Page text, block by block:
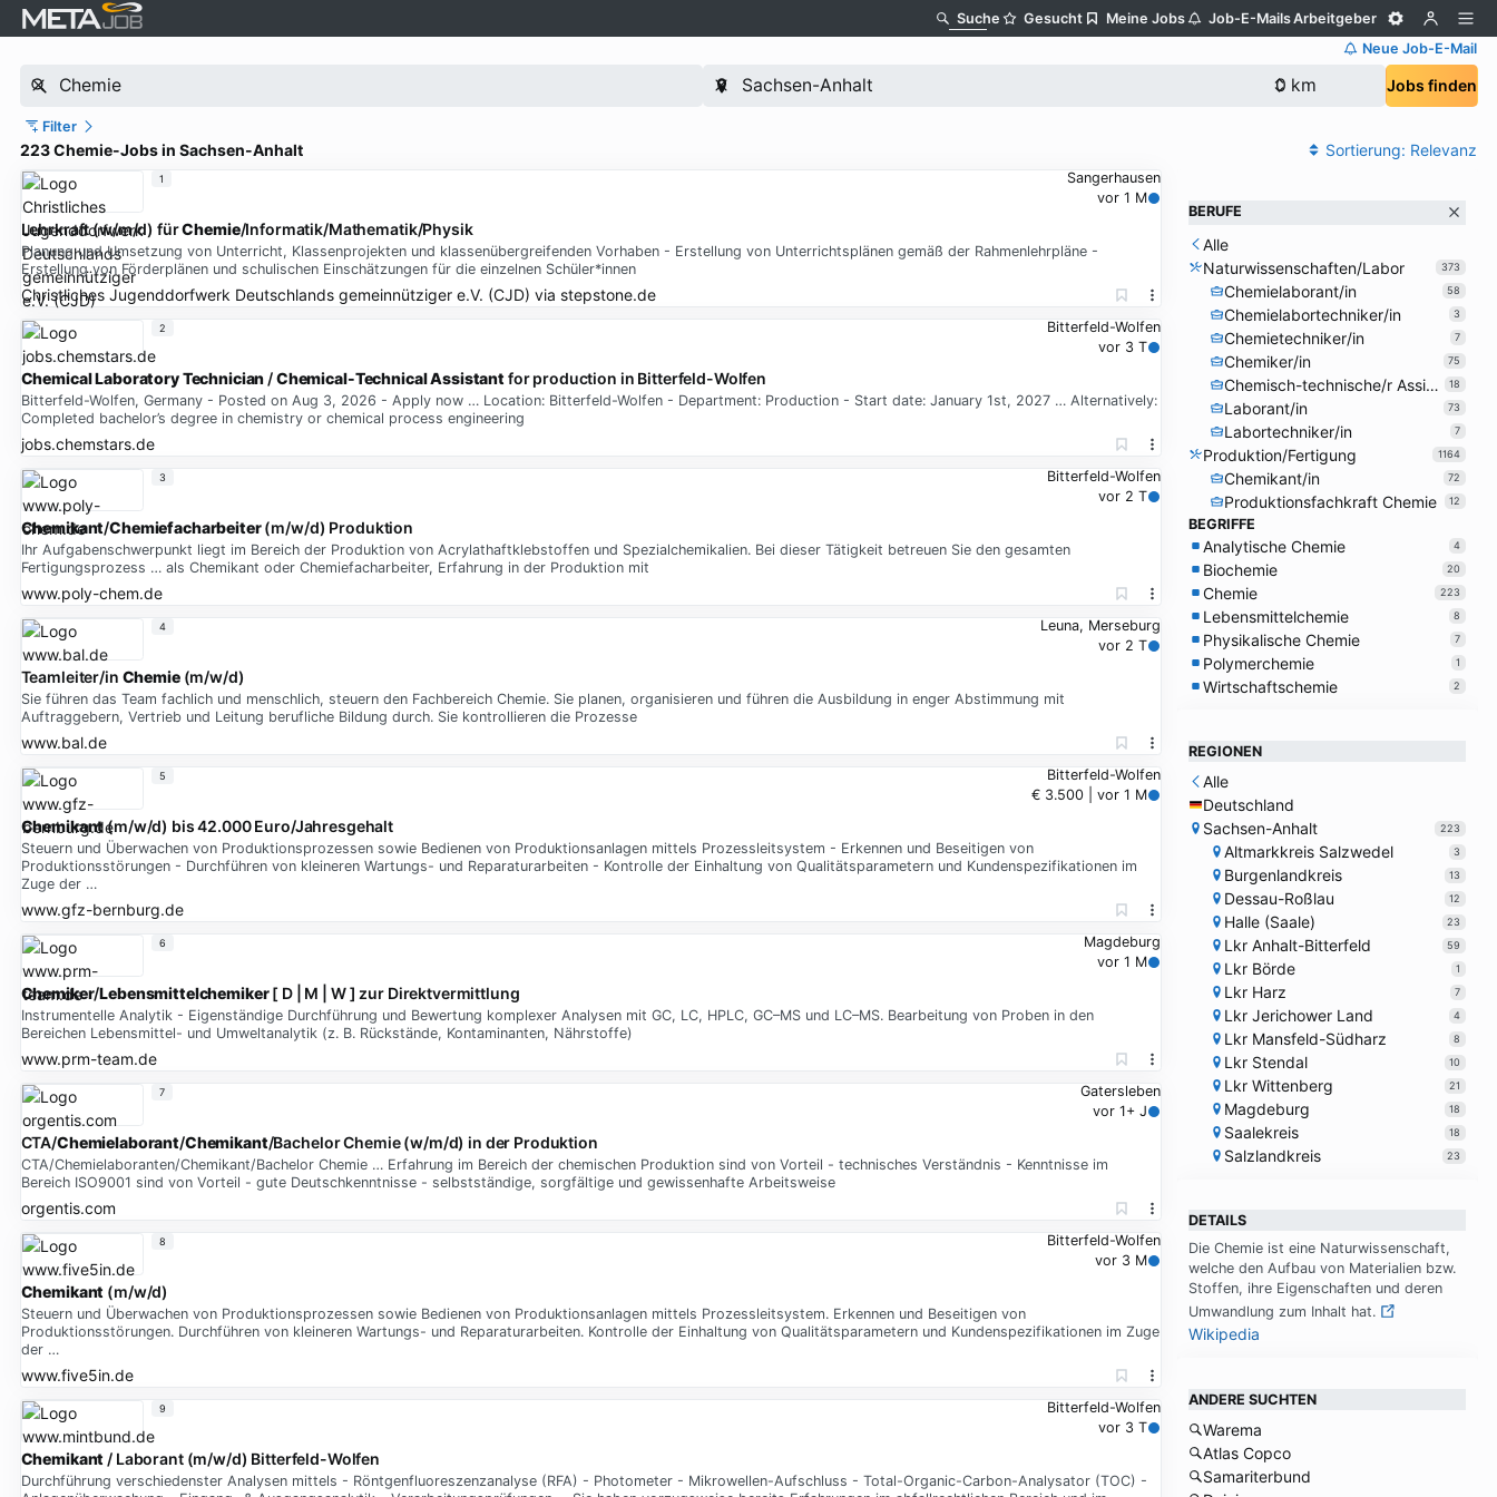
Suche Gesucht Meine Jobs Job-E-MailsArbeitgeber
Neue Job-E-Mail
Jobs finden
Filter
223 Chemie-Jobs in Sachsen-Anhalt Sortierung: Relevanz
Sangerhausen
vor 1 M
Lehrkraft (w/m/d) fürChemie/Informatik/Mathematik/Physik
Planung und Umsetzung von Unterricht, Klassenprojekten und klassenübergreifenden Vorhaben - Erstellung von Unterrichtsplänen gemäß der Rahmenlehrpläne -
Erstellung von Förderplänen und schulischen Einschätzungen für die einzelnen Schüler*innen
Christliches Jugenddorfwerk Deutschlands gemeinnütziger e.V. (CJD) via stepstone.de
1
Bitterfeld-Wolfen
vor 3 T
Chemical Laboratory Technician /Chemical-Technical Assistant for production in Bitterfeld-Wolfen
Bitterfeld-Wolfen, Germany - Posted on Aug 3, 2026 - Apply now … Location: Bitterfeld-Wolfen - Department: Production - Start date: January 1st, 2027 … Alternatively:
Completed bachelor’s degree in chemistry or chemical process engineering
jobs.chemstars.de
2
Bitterfeld-Wolfen
vor 2 T
Chemikant/Chemiefacharbeiter(m/w/d) Produktion
Ihr Aufgabenschwerpunkt liegt im Bereich der Produktion von Acrylathaftklebstoffen und Spezialchemikalien. Bei dieser Tätigkeit betreuen Sie den gesamten
Fertigungsprozess … als Chemikant oder Chemiefacharbeiter, Erfahrung in der Produktion mit
www.poly-chem.de
3
Leuna, Merseburg
vor 2 T
Teamleiter/in Chemie(m/w/d)
Sie führen das Team fachlich und menschlich, steuern den Fachbereich Chemie. Sie planen, organisieren und führen die Ausbildung in enger Abstimmung mit
Auftraggebern, Vertrieb und Leitung berufliche Bildung durch. Sie kontrollieren die Prozesse
www.bal.de
4
Bitterfeld-Wolfen
€ 3.500 | vor 1 M
Chemikant(m/w/d) bis 42.000 Euro/Jahresgehalt
Steuern und Überwachen von Produktionsprozessen sowie Bedienen von Produktionsanlagen mittels Prozessleitsystem - Erkennen und Beseitigen von
Produktionsstörungen - Durchführen von kleineren Wartungs- und Reparaturarbeiten - Kontrolle der Einhaltung von Qualitätsparametern und Kundenspezifikationen im
Zuge der …
www.gfz-bernburg.de
5
Magdeburg
vor 1 M
Chemiker/Lebensmittelchemiker[ D | M | W ] zur Direktvermittlung
Instrumentelle Analytik - Eigenständige Durchführung und Bewertung komplexer Analysen mit GC, LC, HPLC, GC–MS und LC–MS. Bearbeitung von Proben in den
Bereichen Lebensmittel- und Umweltanalytik (z. B. Rückstände, Kontaminanten, Nährstoffe)
www.prm-team.de
6
Gatersleben
vor 1+ J
CTA/Chemielaborant/Chemikant/Bachelor Chemie (w/m/d) in der Produktion
CTA/Chemielaboranten/Chemikant/Bachelor Chemie … Erfahrung im Bereich der chemischen Produktion sind von Vorteil - technisches Verständnis - Kenntnisse im
Bereich ISO9001 sind von Vorteil - gute Deutschkenntnisse - selbstständige, sorgfältige und gewissenhafte Arbeitsweise
orgentis.com
7
Bitterfeld-Wolfen
vor 3 M
Chemikant (m/w/d)
Steuern und Überwachen von Produktionsprozessen sowie Bedienen von Produktionsanlagen mittels Prozessleitsystem. Erkennen und Beseitigen von
Produktionsstörungen. Durchführen von kleineren Wartungs- und Reparaturarbeiten. Kontrolle der Einhaltung von Qualitätsparametern und Kundenspezifikationen im Zuge
der …
www.five5in.de
8
Bitterfeld-Wolfen
vor 3 T
Chemikant / Laborant (m/w/d) Bitterfeld-Wolfen
Durchführung verschiedenster Analysen mittels - Röntgenfluoreszenzanalyse (RFA) - Photometer - Mikrowellen-Aufschluss - Total-Organic-Carbon-Analysator (TOC) -
9
BERUFE
Alle
Naturwissenschaften/Labor
373
Chemielaborant/in 58
Chemielabortechniker/in 3
Chemietechniker/in 7
Chemiker/in 75
Chemisch-technische/r Assistent/in 18
Laborant/in 73
Labortechniker/in 7
Produktion/Fertigung 1164
Chemikant/in 72
Produktionsfachkraft Chemie 12
BEGRIFFE
Analytische Chemie 4
Biochemie 20
Chemie 223
Lebensmittelchemie 8
Physikalische Chemie 7
Polymerchemie 1
Wirtschaftschemie 2
REGIONEN
Alle
Deutschland
Sachsen-Anhalt
223
Altmarkkreis Salzwedel 3
Burgenlandkreis 13
Dessau-Roßlau 12
Halle (Saale) 23
Lkr Anhalt-Bitterfeld 59
Lkr Börde 1
Lkr Harz 7
Lkr Jerichower Land 4
Lkr Mansfeld-Südharz 8
Lkr Stendal 10
Lkr Wittenberg 21
Magdeburg 18
Saalekreis 18
Salzlandkreis 23
DETAILS
Die Che­mie ist ei­ne Na­tur­wis­sen­schaft,
wel­che den Auf­bau von Ma­te­ria­li­en bzw.
Stof­fen, ih­re Ei­gen­schaf­ten und de­ren
Um­wand­lung zum In­halt hat.
Wikipedia
ANDERE SUCHTEN
Warema
Atlas Copco
Samariterbund